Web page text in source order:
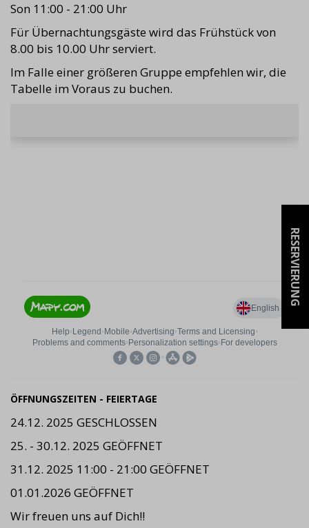
RESERVIERUNG
Son 11:00 - 21:00 Uhr
Für Übernachtungsgäste wird das Frühstück von
8.00 bis 10.00 Uhr serviert.
Im Falle einer größeren Gruppe empfehlen wir, die
Tabelle im Voraus zu buchen.
ÖFFNUNGSZEITEN - FEIERTAGE
24.12. 2025 GESCHLOSSEN
25. - 30.12. 2025 GEÖFFNET
31.12. 2025 11:00 - 21:00 GEÖFFNET
01.01.2026 GEÖFFNET
Wir freuen uns auf Dich!!